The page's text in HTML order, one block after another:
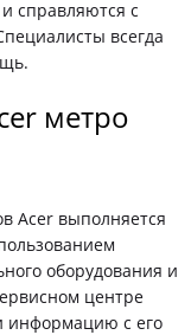
справляются с
всегда
метро
Acer выполняется
оборудования и
центре
информацию с его